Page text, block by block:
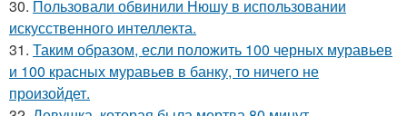
30. Пользовали обвинили Нюшу в использовании
искусственного интеллекта.
31. Таким образом, если положить 100 черных муравьев
и 100 красных муравьев в банку, то ничего не
произойдет.